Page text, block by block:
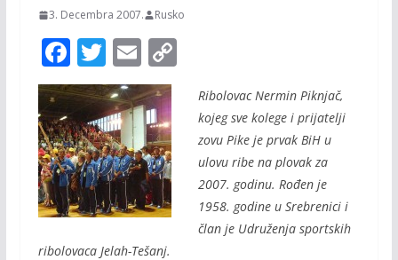
3. Decembra 2007. Rusko
F
ac
e
b
o
o
k
T
w
itt
er
E
m
ai
l
C
Li
Ribolovac Nermin Piknjač,
kojeg sve kolege i prijatelji
zovu Pike je prvak BiH u
ulovu ribe na plovak za
2007. godinu. Rođen je
1958. godine u Srebrenici i
član je Udruženja sportskih
ribolovaca Jelah-Tešanj.